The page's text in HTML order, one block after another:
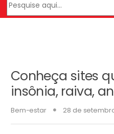
Conheça sites
insônia, raiva,
Bem-estar 28 de